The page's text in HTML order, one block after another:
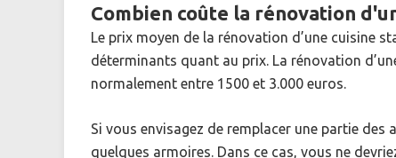
Combien coûte la rénovation
Le prix moyen de la rénovation d’une cuisine
déterminants quant au prix. La rénovation
normalement entre 1500 et 3.000 euros.
Si vous envisagez de remplacer une partie
quelques armoires. Dans ce cas, vous ne